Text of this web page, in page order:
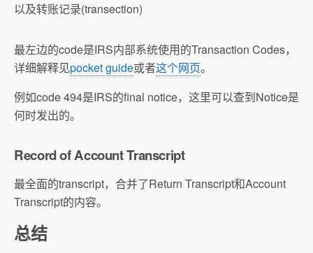
以及转账记录(transection)
最左边的code是IRS内部系统使用的Transaction Codes，
详细解释见pocket guide或者这个网页。
例如code 494是IRS的final notice，这里可以查到Notice是
何时发出的。
Record of Account Transcript
最全面的transcript，合并了Return Transcript和Account
Transcript的内容。
总结